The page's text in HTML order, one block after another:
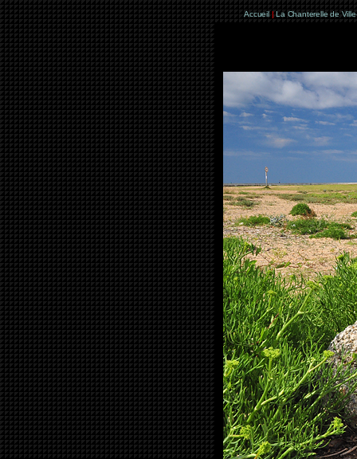
Accueil | La Chanterelle de